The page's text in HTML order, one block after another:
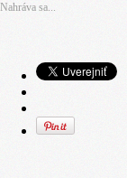
Nahráva sa...